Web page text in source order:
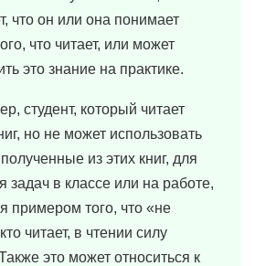
что он или она понимает
что читает, или может
это знание на практике.
студент, который читает
но не может использовать
из этих книг, для
задач в классе или на работе,
примером того, что «не
читает, в чтении силу
это может относиться к